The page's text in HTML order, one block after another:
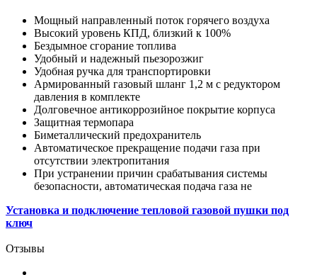
Мощный направленный поток горячего воздуха
Высокий уровень КПД, близкий к 100%
Бездымное сгорание топлива
Удобный и надежный пьезорозжиг
Удобная ручка для транспортировки
Армированный газовый шланг 1,2 м с редуктором
давления в комплекте
Долговечное антикоррозийное покрытие корпуса
Защитная термопара
Биметаллический предохранитель
Автоматическое прекращение подачи газа при
отсутствии электропитания
При устранении причин срабатывания системы
безопасности, автоматическая подача газа не
Установка и подключение тепловой газовой пушки под
ключ
Отзывы